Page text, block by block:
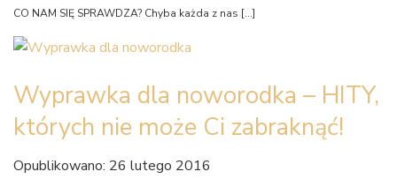
CO NAM SIĘ SPRAWDZA? Chyba każda z nas […]
Wyprawka dla noworodka – HITY,
których nie może Ci zabraknąć!
Opublikowano: 26 lutego 2016